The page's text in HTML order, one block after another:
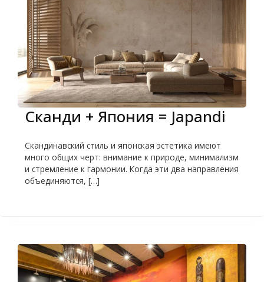
Сканди + Япония = Japandi
Скандинавский стиль и японская эстетика имеют
много общих черт: внимание к природе, минимализм
и стремление к гармонии. Когда эти два направления
объединяются, […]